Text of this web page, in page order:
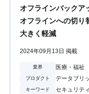
オフラインバックア
オフラインへの切り
大きく軽減
2024年09月13日 掲載
業界 医療・福祉
プロダクト データブリ
キーワード セキュリティ